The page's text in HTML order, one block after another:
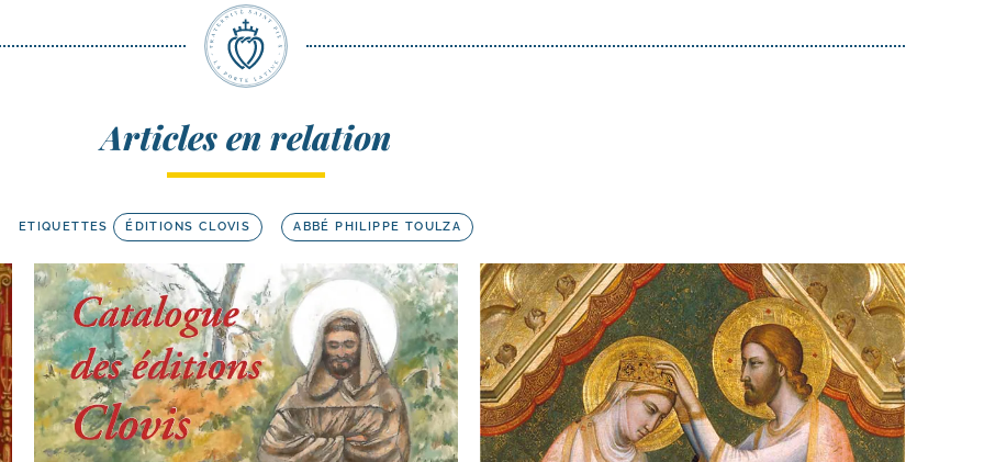
Articles en relation
ETIQUETTES ÉDITIONS CLOVIS ABBÉ PHILIPPE TOULZA